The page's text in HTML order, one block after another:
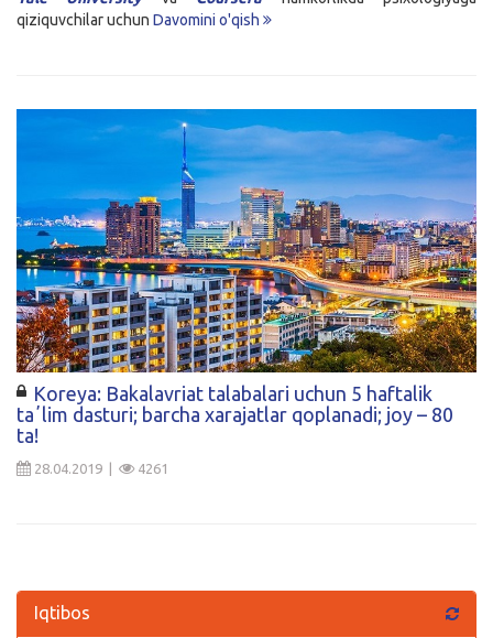
qiziquvchilar uchun Davomini o'qish
Koreya: Bakalavriat talabalari uchun 5 haftalik
taʼlim dasturi; barcha xarajatlar qoplanadi; joy – 80
ta!
28.04.2019 | 4261
Iqtibos